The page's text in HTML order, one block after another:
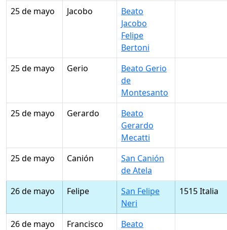
25 de mayo Jacobo
Beato
Jacobo
Felipe
Bertoni
25 de mayo
Gerio
Beato Gerio
de
Montesanto
25 de mayo
Gerardo
Beato
Gerardo
Mecatti
25 de mayo
Canión
San Canión
de Atela
26 de mayo
Felipe
San Felipe
Neri
1515 Italia
26 de mayo Francisco
Beato